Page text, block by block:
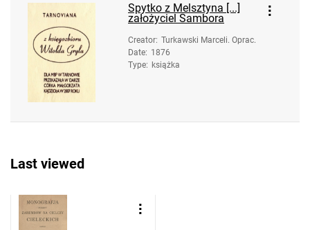
Spytko z Melsztyna [...]
założyciel Sambora
Creator: Turkawski Marceli. Oprac.
Date: 1876
Type: książka
Last viewed